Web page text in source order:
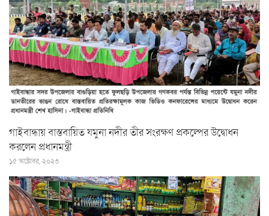
গাইবান্ধায় বাস্তবায়িত যমুনা নদীর তীর সংরক্ষণ প্রকল্পের উদ্বোধন
করলেন প্রধানমন্ত্রী
১৫ অক্টোবর, ২০২৩